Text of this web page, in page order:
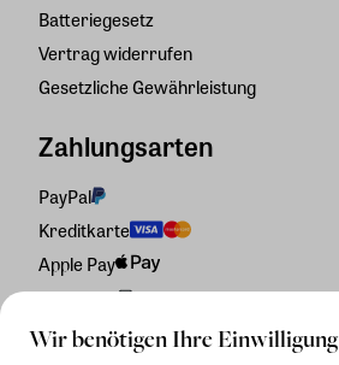
Wir benötigen Ihre Einwilligung
Batteriegesetz
Vertrag widerrufen
Gesetzliche Gewährleistung
Zahlungsarten
PayPal
Kreditkarte
Apple Pay
Rechnung